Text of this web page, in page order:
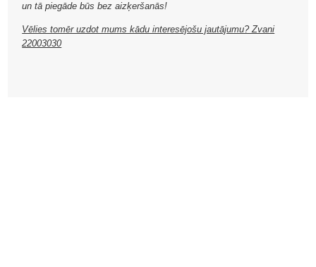
un tā piegāde būs bez aizķeršanās!
Vēlies tomēr uzdot mums kādu interesējošu jautājumu? Zvani
22003030